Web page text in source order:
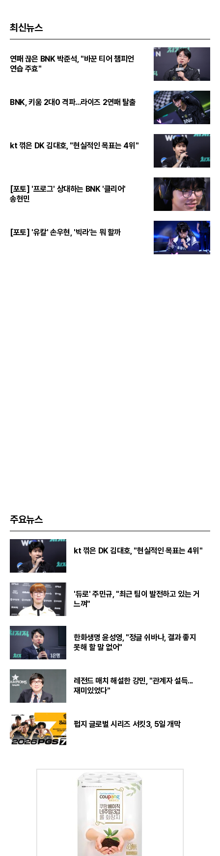
최신뉴스
연패 끊은 BNK 박준석, "바꾼 티어 챔피언
연습 주효"
BNK, 키움 2대0 격파...라이즈 2연패 탈출
kt 꺾은 DK 김대호, "현실적인 목표는 4위"
[포토] '프로그' 상대하는 BNK '클리어'
송현민
[포토] '유칼' 손우현, '빅라'는 뭐 할까
주요뉴스
kt 꺾은 DK 김대호, "현실적인 목표는 4위"
'듀로' 주민규, "최근 팀이 발전하고 있는 거
느껴"
한화생명 윤성영, "정글 쉬바나, 결과 좋지
못해 할 말 없어"
레전드 매치 해설한 강민, "관계자 설득...
재미있었다"
펍지 글로벌 시리즈 서킷3, 5일 개막